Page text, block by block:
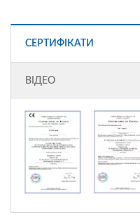
СЕРТИФІКАТИ
ВІДЕО